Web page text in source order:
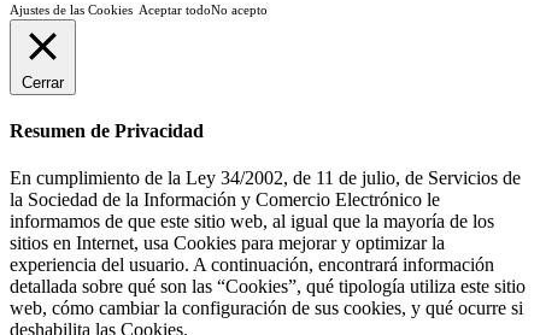
Ajustes de las Cookies Aceptar todoNo acepto
Cerrar
Resumen de Privacidad
En cumplimiento de la Ley 34/2002, de 11 de julio, de Servicios de
la Sociedad de la Información y Comercio Electrónico le
informamos de que este sitio web, al igual que la mayoría de los
sitios en Internet, usa Cookies para mejorar y optimizar la
experiencia del usuario. A continuación, encontrará información
detallada sobre qué son las “Cookies”, qué tipología utiliza este sitio
web, cómo cambiar la configuración de sus cookies, y qué ocurre si
deshabilita las Cookies.